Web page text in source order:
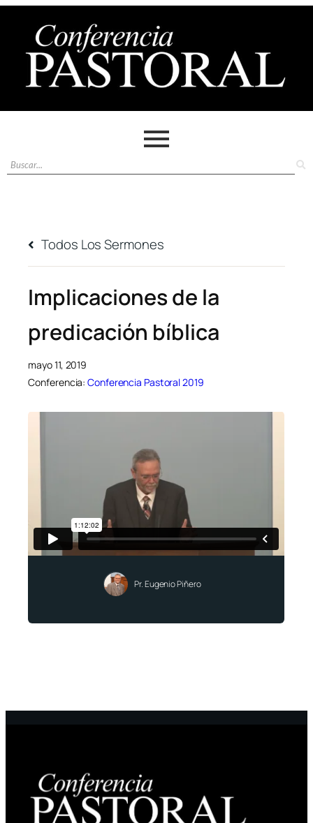
Todos Los Sermones
Implicaciones de la
predicación bíblica
mayo 11, 2019
Conferencia:Conferencia Pastoral 2019
Pr. Eugenio Piñero